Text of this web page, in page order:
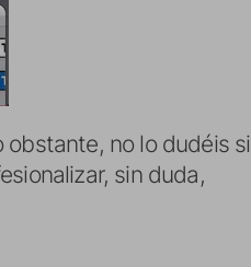
no lo dudéis si
sin duda,